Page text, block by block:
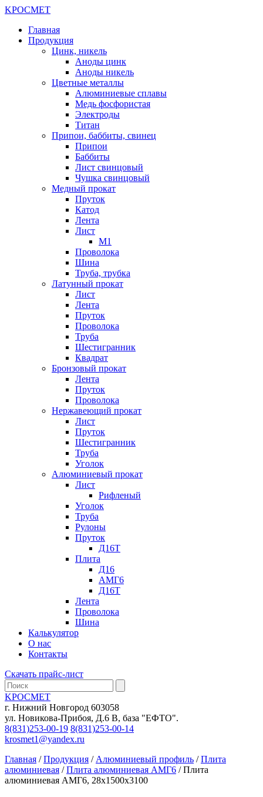
KРОСМЕТ
Главная
Продукция
Цинк, никель
Аноды цинк
Аноды никель
Цветные металлы
Алюминиевые сплавы
Медь фосфористая
Электроды
Титан
Припои, баббиты, свинец
Припои
Баббиты
Лист свинцовый
Чушка свинцовый
Медный прокат
Пруток
Катод
Лента
Лист
М1
Проволока
Шина
Труба, трубка
Латунный прокат
Лист
Лента
Пруток
Проволока
Труба
Шестигранник
Квадрат
Бронзовый прокат
Лента
Пруток
Проволока
Нержавеющий прокат
Лист
Пруток
Шестигранник
Труба
Уголок
Алюминиевый прокат
Лист
Рифленый
Уголок
Труба
Рулоны
Пруток
Д16Т
Плита
Д16
АМГ6
Д16Т
Лента
Проволока
Шина
Калькулятор
О нас
Контакты
Скачать прайс-лист
KРОСМЕТ
г. Нижний Новгород 603058
ул. Новикова-Прибоя, Д.6 В, база "ЕФТО".
8(831)253-00-19 8(831)253-00-14
krosmet1@yandex.ru
Главная /Продукция / Алюминиевый профиль /Плита
алюминиевая /Плита алюминиевая АМГ6 / Плита
алюминиевая АМГ6, 28х1500х3100